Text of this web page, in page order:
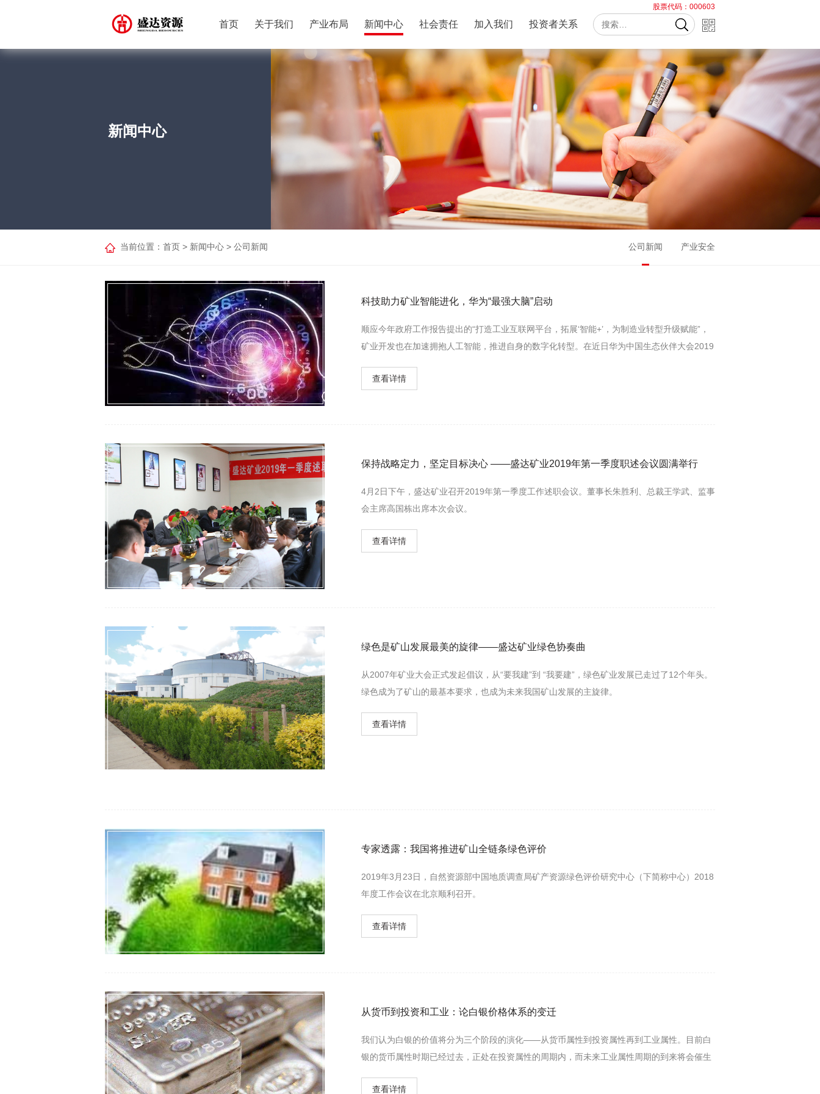
股票代码：000603
首页 关于我们 产业布局 新闻中心 社会责任 加入我们 投资者关系
新闻中心
当前位置： 首页 > 新闻中心 > 公司新闻 公司新闻 产业安全
科技助力矿业智能进化，华为“最强大脑”启动
顺应今年政府工作报告提出的“打造工业互联网平台，拓展‘智能+’，为制造业转型升级赋能”，
矿业开发也在加速拥抱人工智能，推进自身的数字化转型。在近日华为中国生态伙伴大会2019
决方案。
查看详情
保持战略定力，坚定目标决心 ——盛达矿业2019年第一季度职述会议圆满举行
4月2日下午，盛达矿业召开2019年第一季度工作述职会议。董事长朱胜利、总裁王学武、监事
会主席高国栋出席本次会议。
查看详情
绿色是矿山发展最美的旋律——盛达矿业绿色协奏曲
从2007年矿业大会正式发起倡议，从“要我建”到 “我要建”，绿色矿业发展已走过了12个年头。
绿色成为了矿山的最基本要求，也成为未来我国矿山发展的主旋律。
查看详情
专家透露：我国将推进矿山全链条绿色评价
2019年3月23日，自然资源部中国地质调查局矿产资源绿色评价研究中心（下简称中心）2018
年度工作会议在北京顺利召开。
查看详情
从货币到投资和工业：论白银价格体系的变迁
我们认为白银的价值将分为三个阶段的演化——从货币属性到投资属性再到工业属性。目前白
银的货币属性时期已经过去，正处在投资属性的周期内，而未来工业属性周期的到来将会催生
查看详情